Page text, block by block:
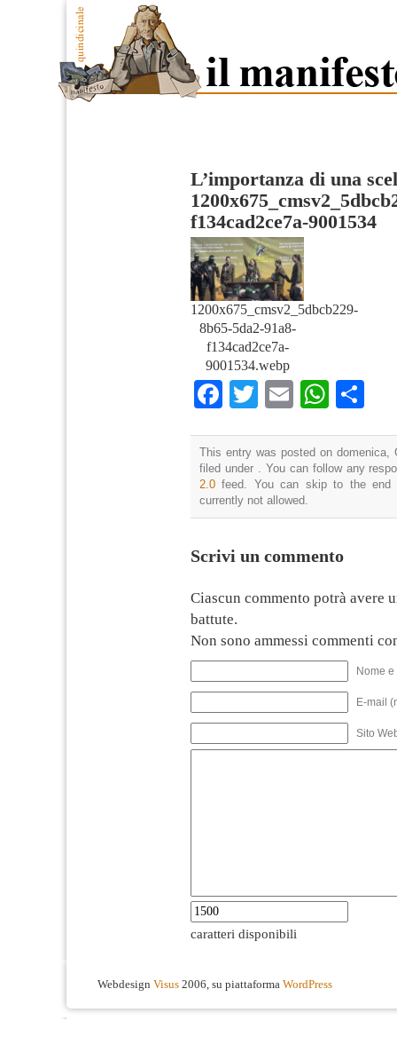
L’importanza di una
f134cad2ce7a-9001534
1200x675_cmsv2_5dbcb229-
8b65-5da2-91a8-
f134cad2ce7a-
9001534.webp
Facebook
TwitterEmail
This entry was posted on
filed under . You can follow any
2.0 feed. You can skip to the end
currently not allowed.
Scrivi un commento
Ciascun commento potrà avere
battute.
Non sono ammessi commenti
Nome
E-mail
Sito
caratteri disponibili
Webdesign Visus 2006, su piattaforma WordPress